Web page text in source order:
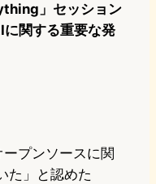
」セッション
関する重要な発
プンソースに関
た」と認めた